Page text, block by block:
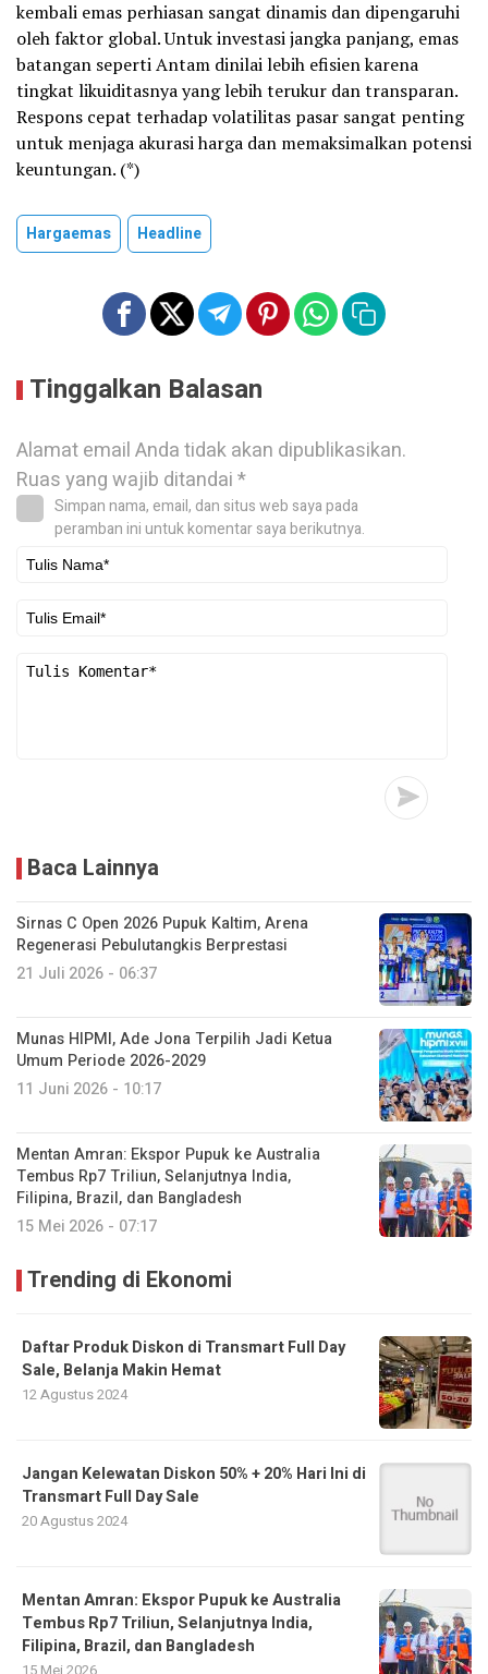
kembali emas perhiasan sangat dinamis dan dipengaruhi
oleh faktor global. Untuk investasi jangka panjang, emas
batangan seperti Antam dinilai lebih efisien karena
tingkat likuiditasnya yang lebih terukur dan transparan.
Respons cepat terhadap volatilitas pasar sangat penting
untuk menjaga akurasi harga dan memaksimalkan potensi
keuntungan. (*)
Hargaemas Headline
Tinggalkan Balasan
Alamat email Anda tidak akan dipublikasikan.
Ruas yang wajib ditandai*
Simpan nama, email, dan situs web saya pada
peramban ini untuk komentar saya berikutnya.
Baca Lainnya
Sirnas C Open 2026 Pupuk Kaltim, Arena
Regenerasi Pebulutangkis Berprestasi
21 Juli 2026 - 06:37
Munas HIPMI, Ade Jona Terpilih Jadi Ketua
Umum Periode 2026-2029
11 Juni 2026 - 10:17
Mentan Amran: Ekspor Pupuk ke Australia
Tembus Rp7 Triliun, Selanjutnya India,
Filipina, Brazil, dan Bangladesh
15 Mei 2026 - 07:17
Trending di Ekonomi
Daftar Produk Diskon di Transmart Full Day
Sale, Belanja Makin Hemat
12 Agustus 2024
Jangan Kelewatan Diskon 50% + 20% Hari Ini di
Transmart Full Day Sale
20 Agustus 2024
Mentan Amran: Ekspor Pupuk ke Australia
Tembus Rp7 Triliun, Selanjutnya India,
Filipina, Brazil, dan Bangladesh